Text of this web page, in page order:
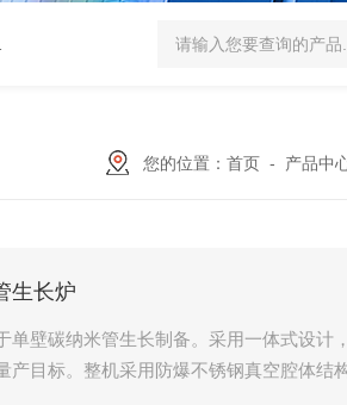
SJMFSID/希德
您的位置： 首页 - 产品中
生长炉
单壁碳纳米管生长制备。采用一体式设计
产目标。整机采用防爆不锈钢真空腔体结